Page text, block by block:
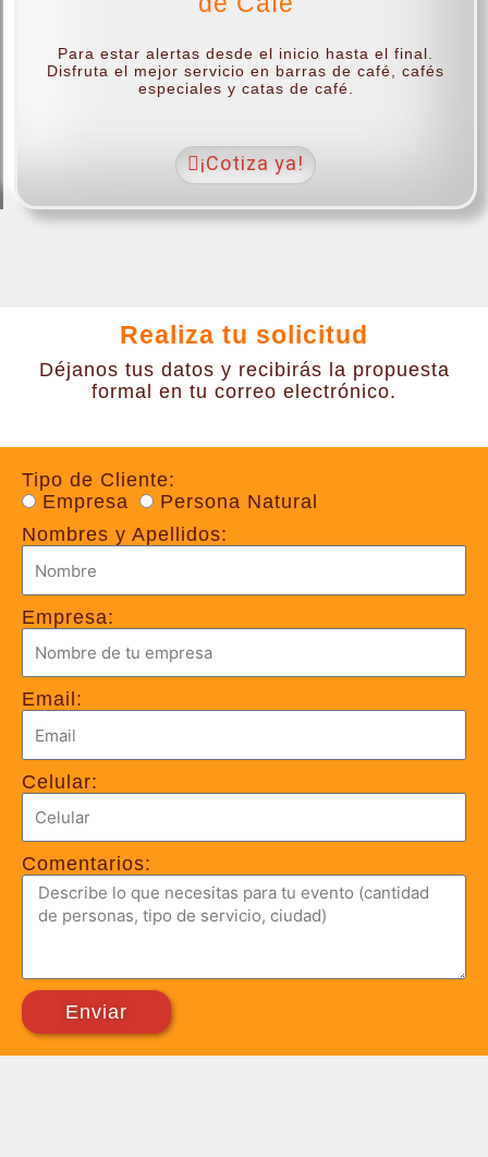
Para estar alertas desde el inicio hasta el final.
Disfruta el mejor servicio en barras de café, cafés
especiales y catas de café.
¡Cotiza ya!
Realiza tu solicitud
Déjanos tus datos y recibirás la propuesta
formal en tu correo electrónico.
Tipo de Cliente:
Empresa
Persona Natural
Nombres y Apellidos:
Empresa:
Email:
Celular:
Comentarios:
Enviar